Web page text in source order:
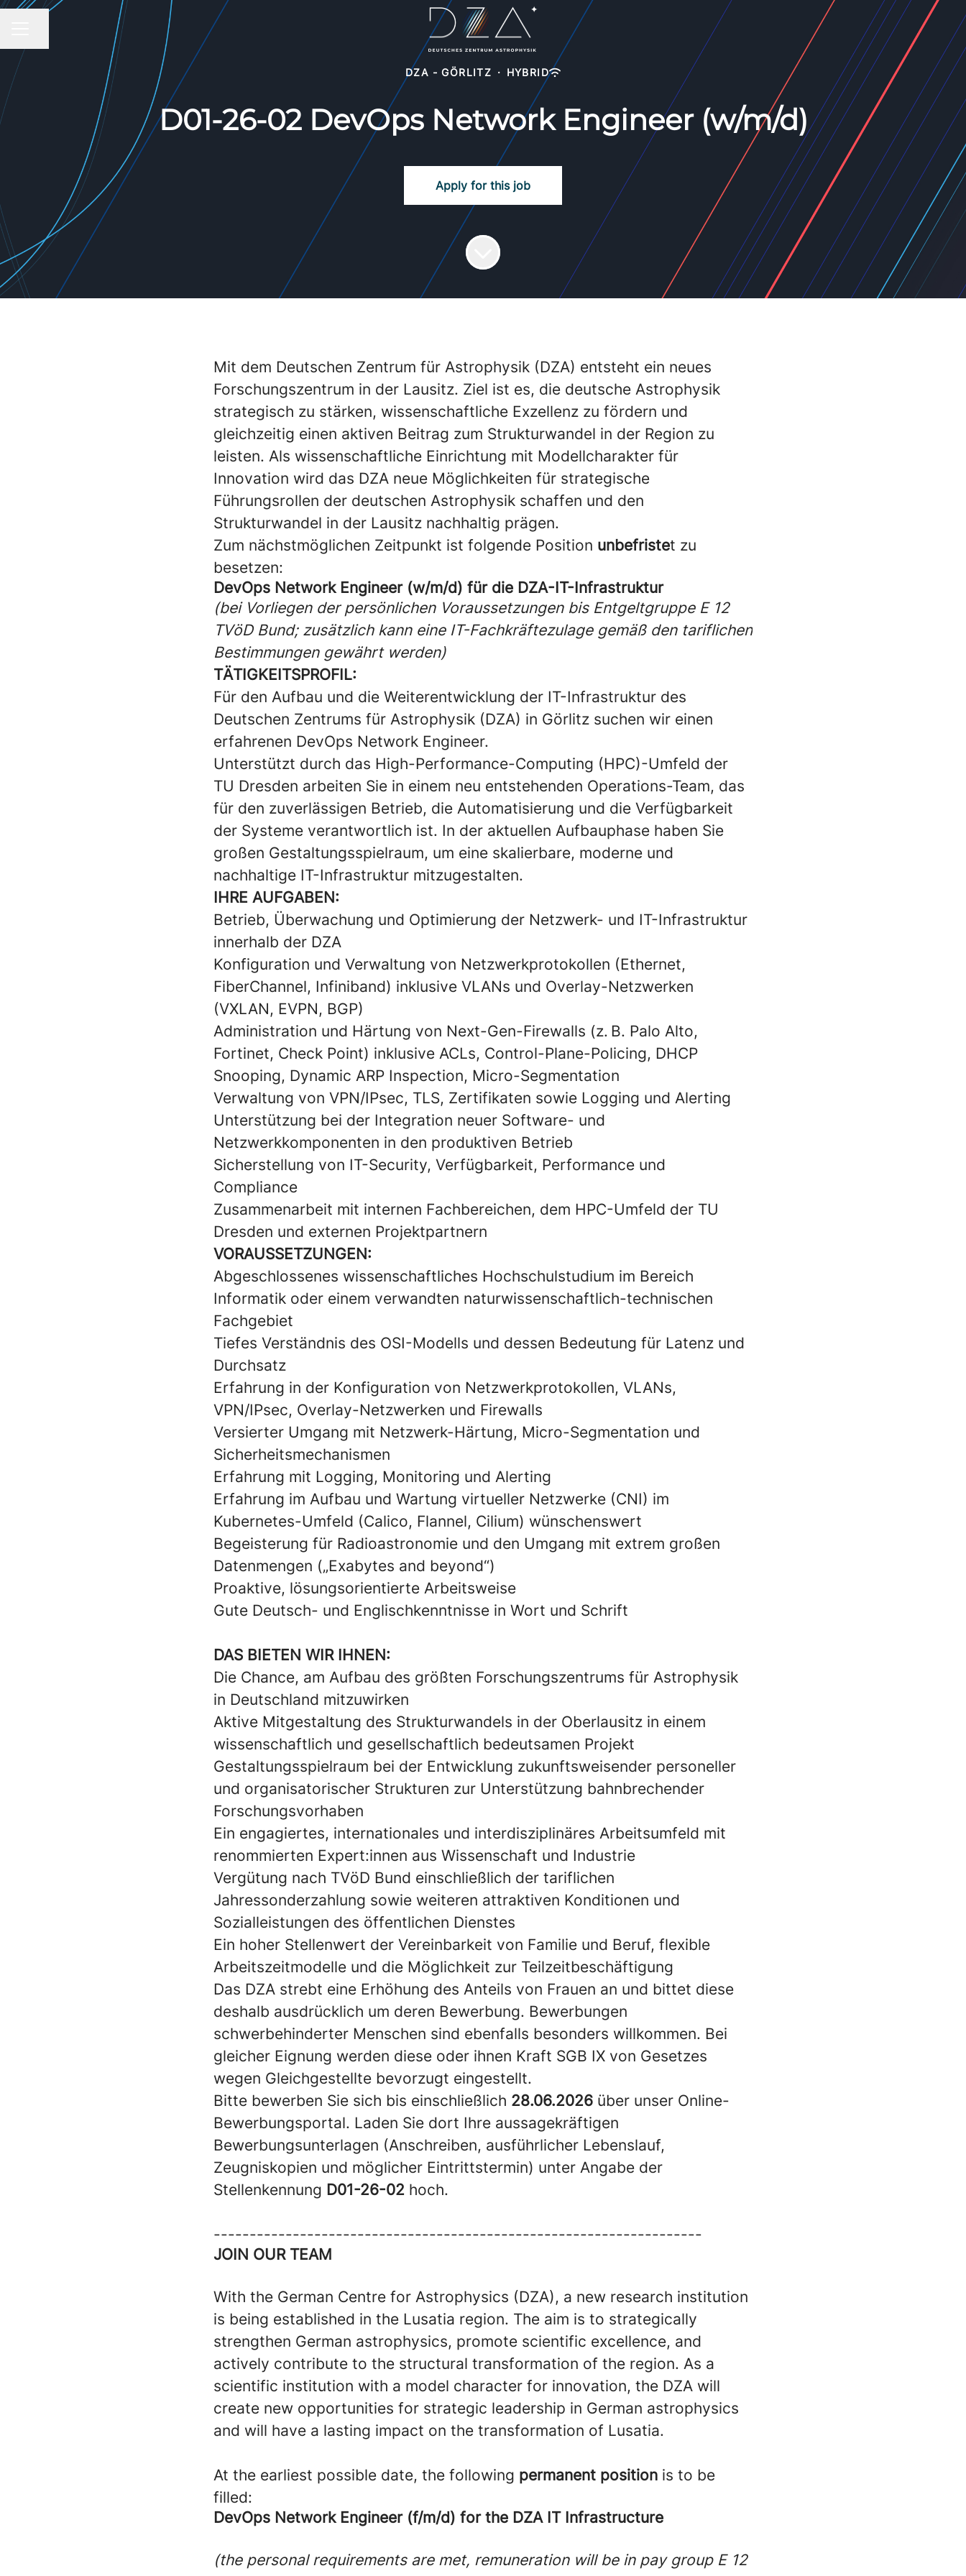
DZA - GÖRLITZ · HYBRID
D01-26-02 DevOps Network Engineer (w/m/d)
Apply for this job
Mit dem Deutschen Zentrum für Astrophysik (DZA) entsteht ein neues
Forschungszentrum in der Lausitz. Ziel ist es, die deutsche Astrophysik
strategisch zu stärken, wissenschaftliche Exzellenz zu fördern und
gleichzeitig einen aktiven Beitrag zum Strukturwandel in der Region zu
leisten. Als wissenschaftliche Einrichtung mit Modellcharakter für
Innovation wird das DZA neue Möglichkeiten für strategische
Führungsrollen der deutschen Astrophysik schaffen und den
Strukturwandel in der Lausitz nachhaltig prägen.
Zum nächstmöglichen Zeitpunkt ist folgende Position unbefristet zu
besetzen:
DevOps Network Engineer (w/m/d) für die DZA-IT-Infrastruktur
(bei Vorliegen der persönlichen Voraussetzungen bis Entgeltgruppe E 12
TVöD Bund; zusätzlich kann eine IT-Fachkräftezulage gemäß den tariflichen
Bestimmungen gewährt werden)
TÄTIGKEITSPROFIL:
Für den Aufbau und die Weiterentwicklung der IT-Infrastruktur des
Deutschen Zentrums für Astrophysik (DZA) in Görlitz suchen wir einen
erfahrenen DevOps Network Engineer.
Unterstützt durch das High-Performance-Computing (HPC)-Umfeld der
TU Dresden arbeiten Sie in einem neu entstehenden Operations-Team, das
für den zuverlässigen Betrieb, die Automatisierung und die Verfügbarkeit
der Systeme verantwortlich ist. In der aktuellen Aufbauphase haben Sie
großen Gestaltungsspielraum, um eine skalierbare, moderne und
nachhaltige IT-Infrastruktur mitzugestalten.
IHRE AUFGABEN:
Betrieb, Überwachung und Optimierung der Netzwerk- und IT-Infrastruktur
innerhalb der DZA
Konfiguration und Verwaltung von Netzwerkprotokollen (Ethernet,
FiberChannel, Infiniband) inklusive VLANs und Overlay-Netzwerken
(VXLAN, EVPN, BGP)
Administration und Härtung von Next-Gen-Firewalls (z. B. Palo Alto,
Fortinet, Check Point) inklusive ACLs, Control-Plane-Policing, DHCP
Snooping, Dynamic ARP Inspection, Micro-Segmentation
Verwaltung von VPN/IPsec, TLS, Zertifikaten sowie Logging und Alerting
Unterstützung bei der Integration neuer Software- und
Netzwerkkomponenten in den produktiven Betrieb
Sicherstellung von IT-Security, Verfügbarkeit, Performance und
Compliance
Zusammenarbeit mit internen Fachbereichen, dem HPC-Umfeld der TU
Dresden und externen Projektpartnern
VORAUSSETZUNGEN:
Abgeschlossenes wissenschaftliches Hochschulstudium im Bereich
Informatik oder einem verwandten naturwissenschaftlich-technischen
Fachgebiet
Tiefes Verständnis des OSI-Modells und dessen Bedeutung für Latenz und
Durchsatz
Erfahrung in der Konfiguration von Netzwerkprotokollen, VLANs,
VPN/IPsec, Overlay-Netzwerken und Firewalls
Versierter Umgang mit Netzwerk-Härtung, Micro-Segmentation und
Sicherheitsmechanismen
Erfahrung mit Logging, Monitoring und Alerting
Erfahrung im Aufbau und Wartung virtueller Netzwerke (CNI) im
Kubernetes-Umfeld (Calico, Flannel, Cilium) wünschenswert
Begeisterung für Radioastronomie und den Umgang mit extrem großen
Datenmengen („Exabytes and beyond“)
Proaktive, lösungsorientierte Arbeitsweise
Gute Deutsch- und Englischkenntnisse in Wort und Schrift
DAS BIETEN WIR IHNEN:
Die Chance, am Aufbau des größten Forschungszentrums für Astrophysik
in Deutschland mitzuwirken
Aktive Mitgestaltung des Strukturwandels in der Oberlausitz in einem
wissenschaftlich und gesellschaftlich bedeutsamen Projekt
Gestaltungsspielraum bei der Entwicklung zukunftsweisender personeller
und organisatorischer Strukturen zur Unterstützung bahnbrechender
Forschungsvorhaben
Ein engagiertes, internationales und interdisziplinäres Arbeitsumfeld mit
renommierten Expert:innen aus Wissenschaft und Industrie
Vergütung nach TVöD Bund einschließlich der tariflichen
Jahressonderzahlung sowie weiteren attraktiven Konditionen und
Sozialleistungen des öffentlichen Dienstes
Ein hoher Stellenwert der Vereinbarkeit von Familie und Beruf, flexible
Arbeitszeitmodelle und die Möglichkeit zur Teilzeitbeschäftigung
Das DZA strebt eine Erhöhung des Anteils von Frauen an und bittet diese
deshalb ausdrücklich um deren Bewerbung. Bewerbungen
schwerbehinderter Menschen sind ebenfalls besonders willkommen. Bei
gleicher Eignung werden diese oder ihnen Kraft SGB IX von Gesetzes
wegen Gleichgestellte bevorzugt eingestellt.
Bitte bewerben Sie sich bis einschließlich 28.06.2026 über unser Online-
Bewerbungsportal. Laden Sie dort Ihre aussagekräftigen
Bewerbungsunterlagen (Anschreiben, ausführlicher Lebenslauf,
Zeugniskopien und möglicher Eintrittstermin) unter Angabe der
Stellenkennung D01-26-02 hoch.
--------------------------------------------------------------------
JOIN OUR TEAM
With the German Centre for Astrophysics (DZA), a new research institution
is being established in the Lusatia region. The aim is to strategically
strengthen German astrophysics, promote scientific excellence, and
actively contribute to the structural transformation of the region. As a
scientific institution with a model character for innovation, the DZA will
create new opportunities for strategic leadership in German astrophysics
and will have a lasting impact on the transformation of Lusatia.
At the earliest possible date, the following permanent position is to be
filled:
DevOps Network Engineer (f/m/d) for the DZA IT Infrastructure
(the personal requirements are met, remuneration will be in pay group E 12